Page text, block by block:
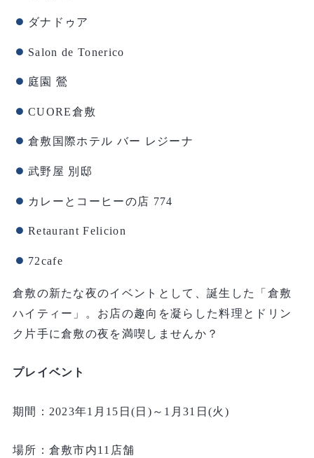
ダナドゥア
Salon de Tonerico
庭園 鶯
CUORE倉敷
倉敷国際ホテル バー レジーナ
武野屋 別邸
カレーとコーヒーの店 774
Retaurant Felicion
72cafe
倉敷の新たな夜のイベントとして、誕生した「倉敷
ハイティー」。お店の趣向を凝らした料理とドリン
ク片手に倉敷の夜を満喫しませんか？
プレイベント
期間：2023年1月15日(日)～1月31日(火)
場所：倉敷市内11店舗